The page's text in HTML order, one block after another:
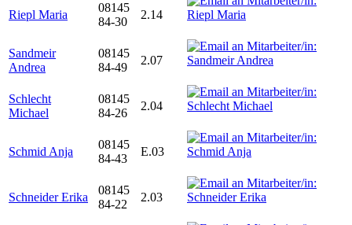
Riepl Maria
08145
84-30
2.14
Sandmeir
Andrea
08145
84-49
2.07
Schlecht
Michael
08145
84-26
2.04
Schmid Anja
08145
84-43
E.03
Schneider Erika
08145
84-22
2.03